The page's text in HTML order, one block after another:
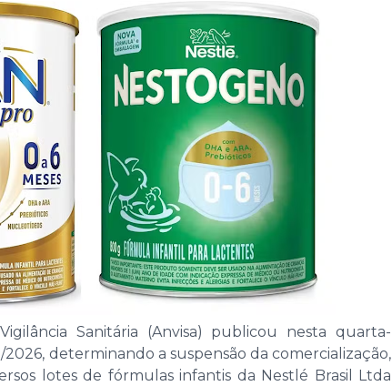
Sanitária (Anvisa) publicou nesta quarta-
2026, determinando a suspensão da comercialização,
lotes de fórmulas infantis da Nestlé Brasil Ltda